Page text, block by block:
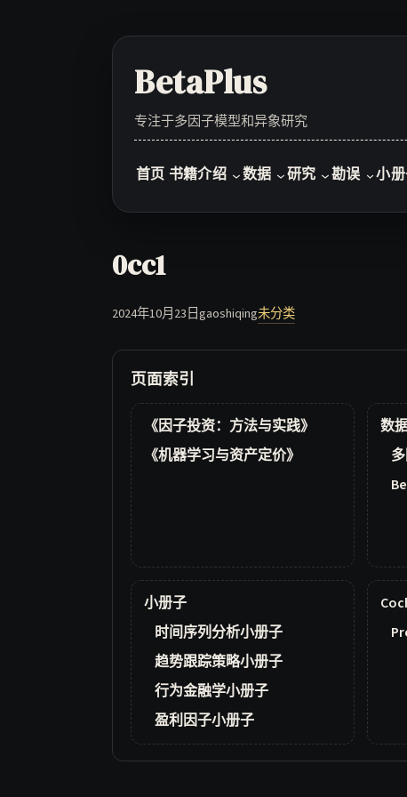
BetaPlus
专注于多因子模型和异象研究
首页 书籍介绍 数据 研究 勘误 小
0cc1
2024年10月23日gaoshiqing未分类
页面索引
《因子投资：方法与实践》
《机器学习与资产定价》
数
小册子
时间序列分析小册子
趋势跟踪策略小册子
行为金融学小册子
盈利因子小册子